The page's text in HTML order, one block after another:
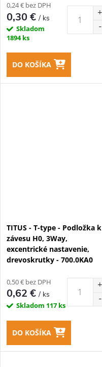
0,24 € bez DPH
0,30 €/ ks
Skladom
1894 ks
DO KOŠÍKA
TITUS - T-type - Podložka k
závesu H0, 3Way,
excentrické nastavenie,
drevoskrutky - 700.0KA0
0,50 € bez DPH
0,62 €/ ks
Skladom 117 ks
DO KOŠÍKA